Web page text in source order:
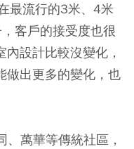
最流行的3米、4米
客戶的接受度也很
設計比較沒變化，
做出更多的變化，也
萬華等傳統社區，